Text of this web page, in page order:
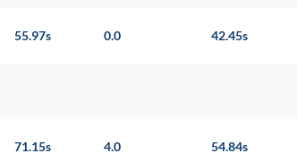
55.97s 0.0 42.45s
71.15s 4.0 54.84s